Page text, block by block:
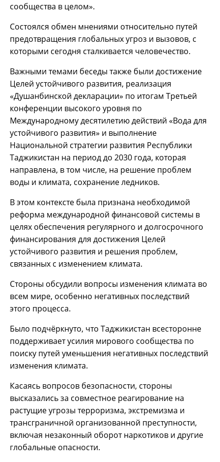
сообщества в целом».
Состоялся обмен мнениями относительно путей
предотвращения глобальных угроз и вызовов, с
которыми сегодня сталкивается человечество.
Важными темами беседы также были достижение
Целей устойчивого развития, реализация
«Душанбинской декларации» по итогам Третьей
конференции высокого уровня по
Международному десятилетию действий «Вода для
устойчивого развития» и выполнение
Национальной стратегии развития Республики
Таджикистан на период до 2030 года, которая
направлена, в том числе, на решение проблем
воды и климата, сохранение ледников.
В этом контексте была признана необходимой
реформа международной финансовой системы в
целях обеспечения регулярного и долгосрочного
финансирования для достижения Целей
устойчивого развития и решения проблем,
связанных с изменением климата.
Стороны обсудили вопросы изменения климата во
всем мире, особенно негативных последствий
этого процесса.
Было подчёркнуто, что Таджикистан всесторонне
поддерживает усилия мирового сообщества по
поиску путей уменьшения негативных последствий
изменения климата.
Касаясь вопросов безопасности, стороны
высказались за совместное реагирование на
растущие угрозы терроризма, экстремизма и
трансграничной организованной преступности,
включая незаконный оборот наркотиков и другие
глобальные опасности.